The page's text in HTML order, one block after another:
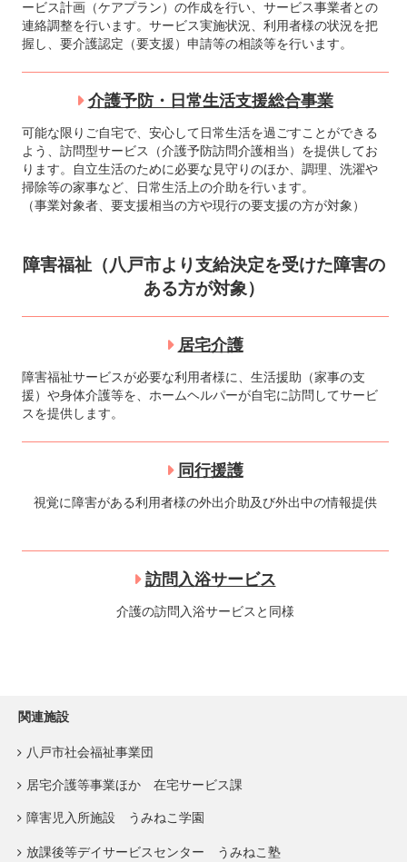
ービス計画（ケアプラン）の作成を行い、サービス事業者との
連絡調整を行います。サービス実施状況、利用者様の状況を把
握し、要介護認定（要支援）申請等の相談等を行います。
介護予防・日常生活支援総合事業
可能な限りご自宅で、安心して日常生活を過ごすことができる
よう、訪問型サービス（介護予防訪問介護相当）を提供してお
ります。自立生活のために必要な見守りのほか、調理、洗濯や
掃除等の家事など、日常生活上の介助を行います。
（事業対象者、要支援相当の方や現行の要支援の方が対象）
障害福祉（八戸市より支給決定を受けた障害の
ある方が対象）
居宅介護
障害福祉サービスが必要な利用者様に、生活援助（家事の支
援）や身体介護等を、ホームヘルパーが自宅に訪問してサービ
スを提供します。
同行援護
視覚に障害がある利用者様の外出介助及び外出中の情報提供
訪問入浴サービス
介護の訪問入浴サービスと同様
関連施設
八戸市社会福祉事業団
居宅介護等事業ほか 在宅サービス課
障害児入所施設 うみねこ学園
放課後等デイサービスセンター うみねこ塾